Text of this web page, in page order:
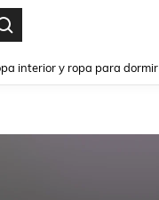
interior y ropa para dormir